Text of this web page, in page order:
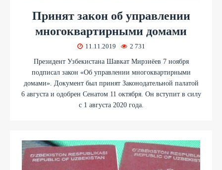
Принят закон об управлении
многоквартирными домами
11.11.2019 2 731
Президент Узбекистана Шавкат Мирзиёев 7 ноября
подписал закон «Об управлении многоквартирными
домами». Документ был принят Законодательной палатой
6 августа и одобрен Сенатом 11 октября. Он вступит в силу
с 1 августа 2020 года.